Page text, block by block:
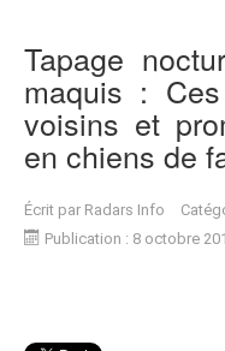
Tapage
maquis :
voisins et
en chiens de
Écrit par Radars Info
Publication : 8 octobre